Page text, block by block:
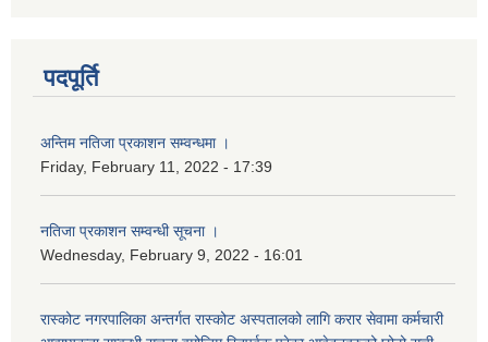
पदपूर्ति
अन्तिम नतिजा प्रकाशन सम्वन्धमा ।
Friday, February 11, 2022 - 17:39
नतिजा प्रकाशन सम्वन्धी सूचना ।
Wednesday, February 9, 2022 - 16:01
रास्कोट नगरपालिका अन्तर्गत रास्कोट अस्पतालको लागि करार सेवामा कर्मचारी